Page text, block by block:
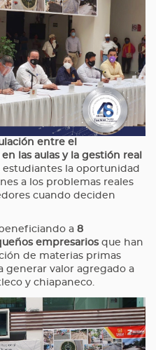
entre el
las aulas y la gestión real
estudiantes la oportunidad
a los problemas reales
cuando deciden
a 8
empresarios que han
de materias primas
generar valor agregado a
y chiapaneco.